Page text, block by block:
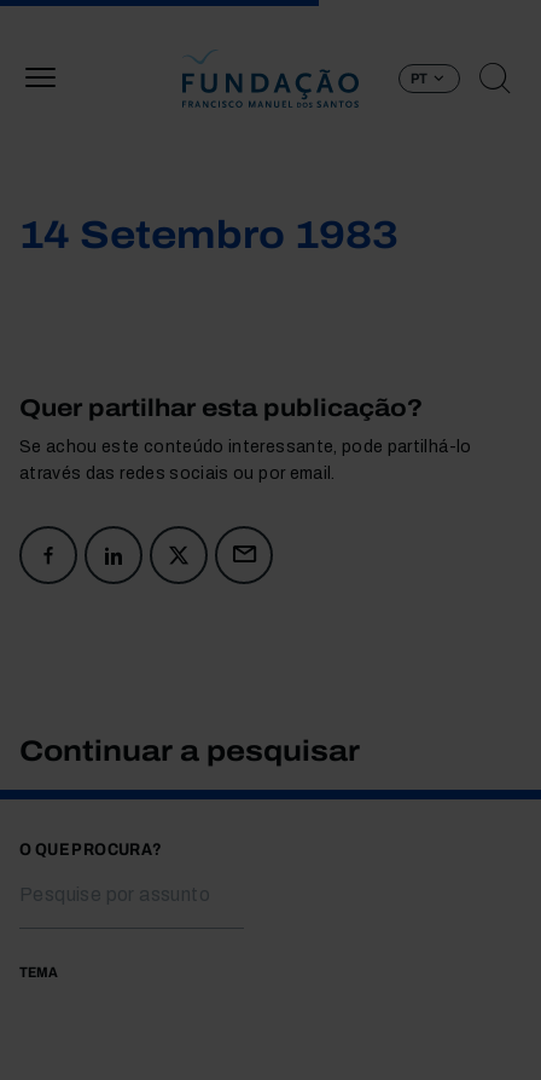
PT
14 Setembro 1983
Quer partilhar esta publicação?
Se achou este conteúdo interessante, pode partilhá-lo
através das redes sociais ou por email.
Continuar a pesquisar
O QUE PROCURA?
TEMA